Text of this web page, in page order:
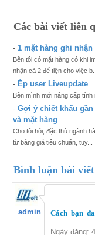
Các bài viết liên
- 1 mặt hàng ghi
Bên tôi có mặt hàng có khi
nhận cả 2 để tiện cho việc b...
- Ép user Liveupdate
Bên mình mới nâng cấp tính
- Gợi ý chiết khấu
và mặt hàng
Cho tôi hỏi, đặc thù ngành
từ bảng giá tiêu chuẩn, tuy...
Bình luận bài
admin Cách bạn
Ngày đăng: